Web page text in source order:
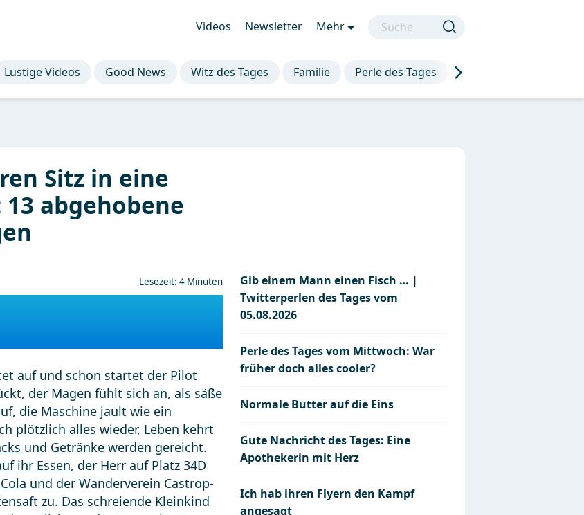
Videos Newsletter Mehr
Lustige Videos Good News Witz des Tages Familie Perle des Tages Die besten Sprüche
Sitz in eine
abgehobene
Lesezeit: 4 Minuten
auf und schon startet der Pilot
der Magen fühlt sich an, als säße
die Maschine jault wie ein
plötzlich alles wieder, Leben kehrt
und Getränke werden gereicht.
ihr Essen, der Herr auf Platz 34D
und der Wanderverein Castrop-
zu. Das schreiende Kleinkind
Gib einem Mann einen Fisch … |
Twitterperlen des Tages vom
05.08.2026
Perle des Tages vom Mittwoch: War
früher doch alles cooler?
Normale Butter auf die Eins
Gute Nachricht des Tages: Eine
Apothekerin mit Herz
Ich hab ihren Flyern den Kampf
angesagt